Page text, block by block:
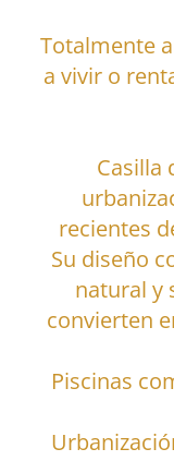
Totalmente
a vivir o
Casilla
recientes
Su diseño
natural y
convierten
Piscinas